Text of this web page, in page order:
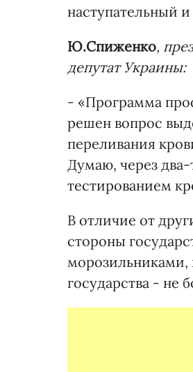
наступательный
Ю.Спиженко,
депутат Украины:
- «Программа
решен вопрос
переливания
Думаю, через
тестированием
В отличие от
стороны
морозильниками,
государства - не